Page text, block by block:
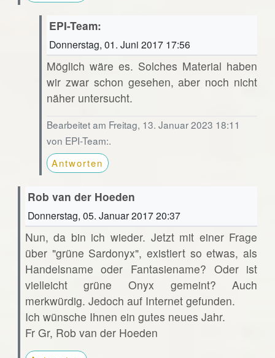
EPI-Team:
Donnerstag, 01. Juni 2017 17:56
Möglich wäre es. Solches Material haben
wir zwar schon gesehen, aber noch nicht
näher untersucht.
Bearbeitet am Freitag, 13. Januar 2023 18:11
von EPI-Team:.
Antworten
Rob van der Hoeden
Donnerstag, 05. Januar 2017 20:37
Nun, da bin ich wieder. Jetzt mit einer Frage
über "grüne Sardonyx", existiert so etwas, als
Handelsname oder Fantasiename? Oder ist
vielleicht grüne Onyx gemeint? Auch
merkwürdig. Jedoch auf Internet gefunden.
Ich wünsche Ihnen ein gutes neues Jahr.
Fr Gr, Rob van der Hoeden